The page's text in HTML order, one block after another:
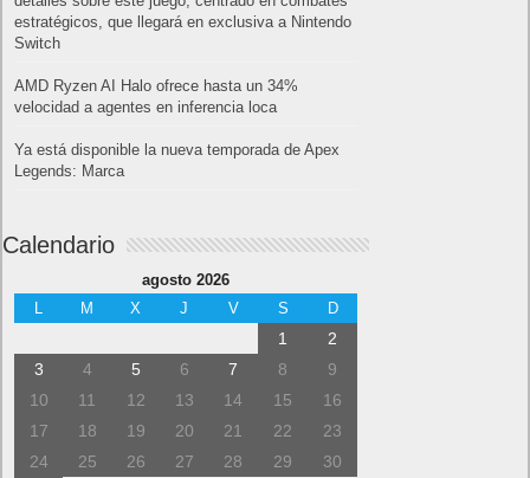
estratégicos, que llegará en exclusiva a Nintendo
Switch
AMD Ryzen AI Halo ofrece hasta un 34%
velocidad a agentes en inferencia loca
Ya está disponible la nueva temporada de Apex
Legends: Marca
Calendario
agosto 2026
L
M X J V S D
1
2
3
4 5 6 7 8
9
10
11 12 13 14 15
16
17
18 19 20 21 22
23
24
25 26 27 28 29
30